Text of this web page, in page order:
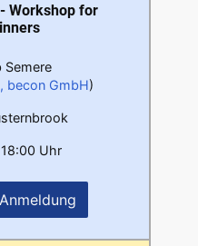
Workshop for
Semere
becon GmbH)
Uhr